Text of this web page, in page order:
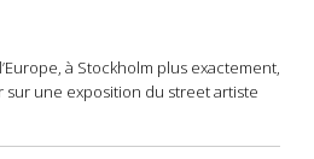
à Stockholm plus exactement,
une exposition du street artiste